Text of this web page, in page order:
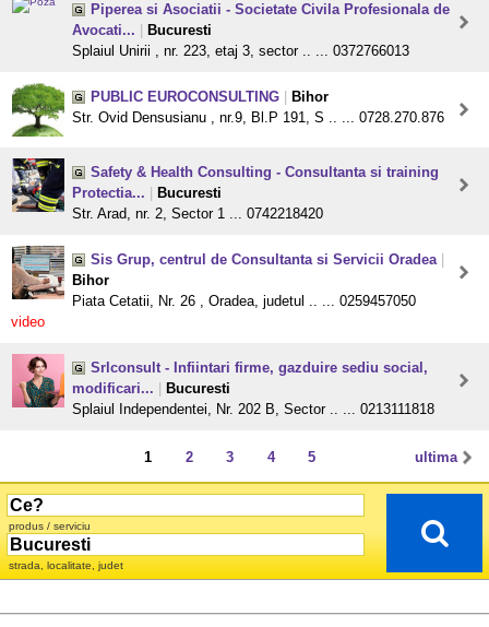
Piperea si Asociatii - Societate Civila Profesionala de
Avocati...
Bucuresti
Splaiul Unirii , nr. 223, etaj 3, sector .. ... 0372766013
PUBLIC EUROCONSULTING
Bihor
Str. Ovid Densusianu , nr.9, Bl.P 191, S .. ... 0728.270.876
Safety & Health Consulting - Consultanta si training
Protectia...
Bucuresti
Str. Arad, nr. 2, Sector 1 ... 0742218420
Sis Grup, centrul de Consultanta si Servicii Oradea
Bihor
Piata Cetatii, Nr. 26 , Oradea, judetul .. ... 0259457050
video
Srlconsult - Infiintari firme, gazduire sediu social,
modificari...
Bucuresti
Splaiul Independentei, Nr. 202 B, Sector .. ... 0213111818
ultima
1 2 3 4 5
produs / serviciu
strada, localitate, judet